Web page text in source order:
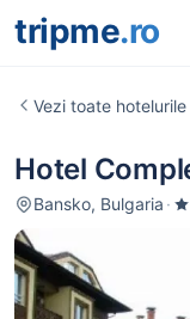
tripme.ro
Vezi toate
Hotel
Bansko, Bulgaria ·